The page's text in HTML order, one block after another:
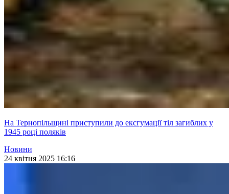
На Тернопільщині приступили до ексгумації тіл загиблих у
1945 році поляків
Новини
24 квітня 2025 16:16